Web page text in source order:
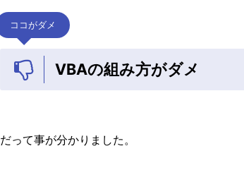
ココがダメ
VBAの組み方がダメ
だって事が分かりました。